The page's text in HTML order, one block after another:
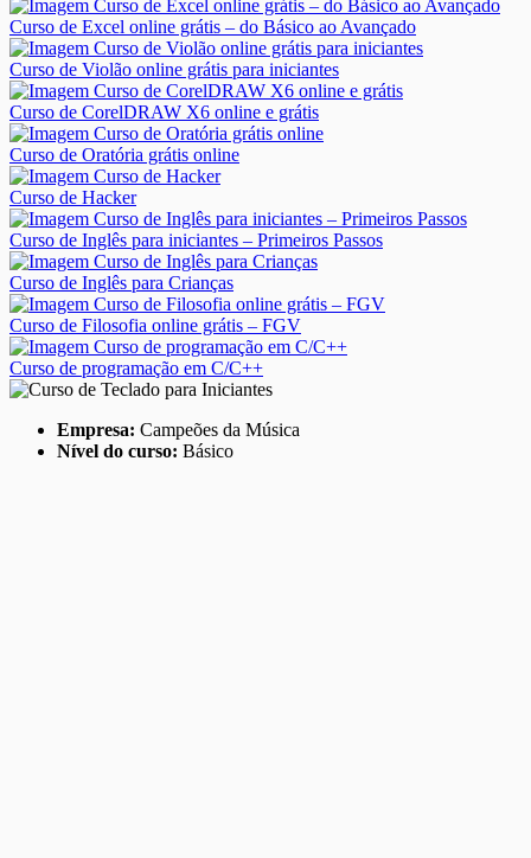
Curso de Excel online grátis – do Básico ao Avançado
Curso de Violão online grátis para iniciantes
Curso de CorelDRAW X6 online e grátis
Curso de Oratória grátis online
Curso de Hacker
Curso de Inglês para iniciantes – Primeiros Passos
Curso de Inglês para Crianças
Curso de Filosofia online grátis – FGV
Curso de programação em C/C++
Empresa: Campeões da Música
Nível do curso: Básico